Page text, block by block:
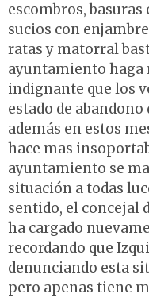
escombros,
sucios con
ratas y matorral
ayuntamiento haga
indignante que los
estado de
además en estos
hace mas
ayuntamiento se
situación a todas
sentido, el concejal
ha cargado
recordando que
denunciando esta
pero apenas tiene